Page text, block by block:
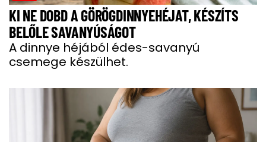
KI NE DOBD A GÖRÖGDINNYEHÉJAT, KÉSZÍTS
BELŐLE SAVANYÚSÁGOT
A dinnye héjából édes-savanyú
csemege készülhet.